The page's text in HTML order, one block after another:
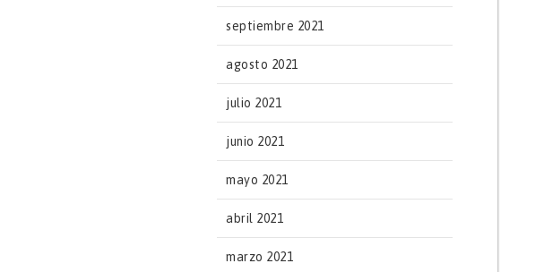
septiembre 2021
agosto 2021
julio 2021
junio 2021
mayo 2021
abril 2021
marzo 2021